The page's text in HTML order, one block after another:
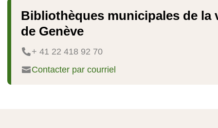
Bibliothèques municipales de la
de Genève
+ 41 22 418 92 70
Contacter par courriel